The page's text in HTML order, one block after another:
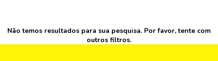
Não temos resultados para sua pesquisa. Por favor, tente com
outros filtros.